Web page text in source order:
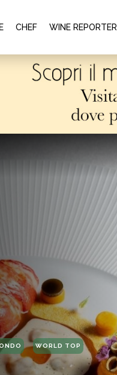
CHEF WINE REPORTER
WORLD TOP